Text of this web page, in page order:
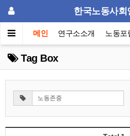
한국노동사회
메인 연구소소개 노동포
Tag Box